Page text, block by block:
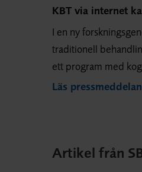
KBT via internet
I en ny
traditionell
ett program med
Läs
Artikel från